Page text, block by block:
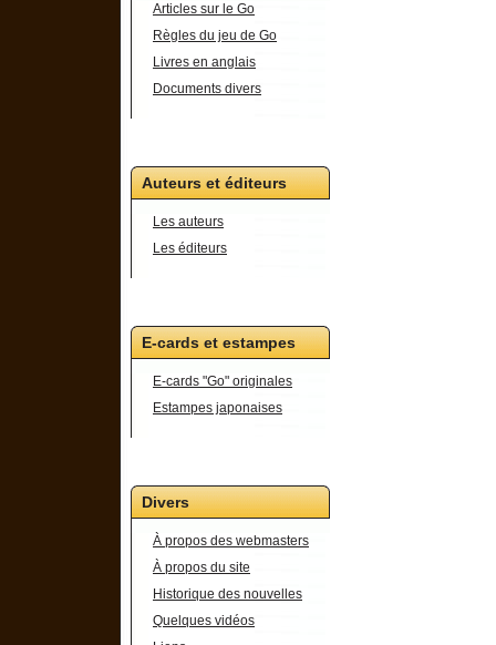
Articles sur le Go
Règles du jeu de Go
Livres en anglais
Documents divers
Auteurs et éditeurs
Les auteurs
Les éditeurs
E-cards et estampes
E-cards "Go" originales
Estampes japonaises
Divers
À propos des webmasters
À propos du site
Historique des nouvelles
Quelques vidéos